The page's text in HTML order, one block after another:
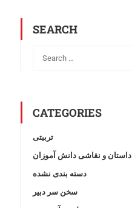
SEARCH
CATEGORIES
تربیتی
داستان و نقاشی دانش آموزان
دسته بندی نشده
سخن سر دبیر